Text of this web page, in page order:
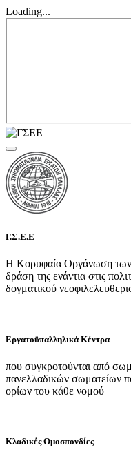
Loading...
Γ.Σ.Ε.Ε
Η Κορυφαία Οργάνωση των
δράση της ενάντια στις
δογματικού
Εργατοϋπαλληλικά Κέντρα
που συγκροτούνται από
πανελλαδικών σωματείων
ορίων του κάθε νομού
Κλαδικές Ομοσπονδίες